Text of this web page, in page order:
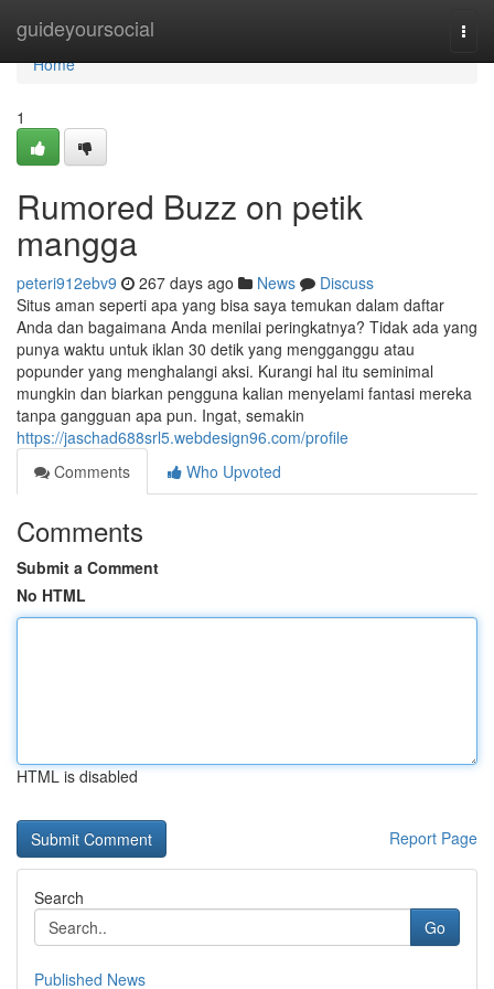
guideyoursocial
Home
Home
1
Rumored Buzz on petik
mangga
peteri912ebv9 267 days ago News
Discuss
Situs aman seperti apa yang bisa saya temukan dalam daftar
Anda dan bagaimana Anda menilai peringkatnya? Tidak ada yang
punya waktu untuk iklan 30 detik yang mengganggu atau
popunder yang menghalangi aksi. Kurangi hal itu seminimal
mungkin dan biarkan pengguna kalian menyelami fantasi mereka
tanpa gangguan apa pun. Ingat, semakin
https://jaschad688srl5.webdesign96.com/profile
Comments
Who Upvoted
Comments
Submit a Comment
No HTML
HTML is disabled
Report Page
Search
Go
Published News